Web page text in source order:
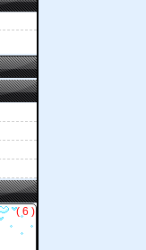
( 6 )